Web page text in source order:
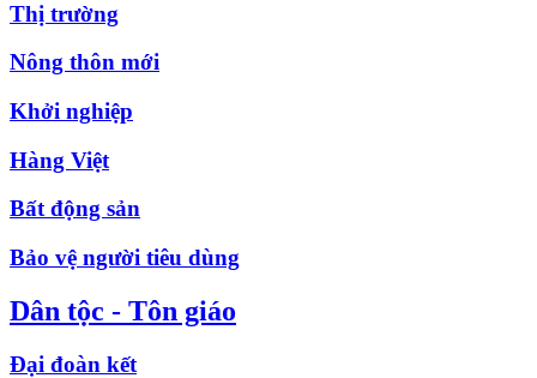
Thị trường
Nông thôn mới
Khởi nghiệp
Hàng Việt
Bất động sản
Bảo vệ người tiêu dùng
Dân tộc - Tôn giáo
Đại đoàn kết